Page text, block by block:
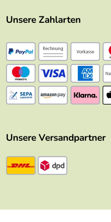
Unsere Zahlarten
Unsere Versandpartner